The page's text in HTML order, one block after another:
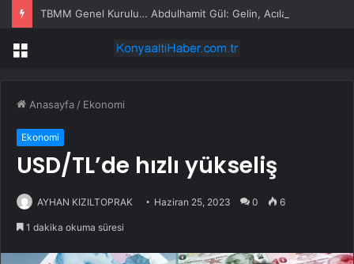
Menü
Anasayfa / Ekonomi
Ekonomi
USD/TL’de hızlı yükseliş
AYHAN KIZILTOPRAK Haziran 25, 2023 0 6
1 dakika okuma süresi